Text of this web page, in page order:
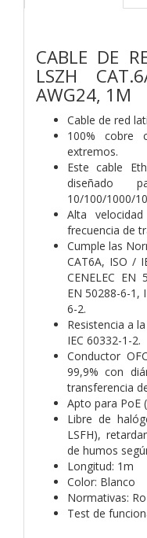
CABLE DE
LSZH
AWG24, 1M
Cable de red
100% cobre
extremos.
Este cable
diseñado
10/100/1000/
Alta
frecuencia de
Cumple las
CAT6A, ISO /
CENELEC EN
EN 50288-6-1,
6-2.
Resistencia a
IEC 60332-1-2.
Conductor
99,9% con
transferencia
Apto para PoE
Libre de
LSFH),
de humos
Longitud: 1m
Color: Blanco
Normativas:
Test de